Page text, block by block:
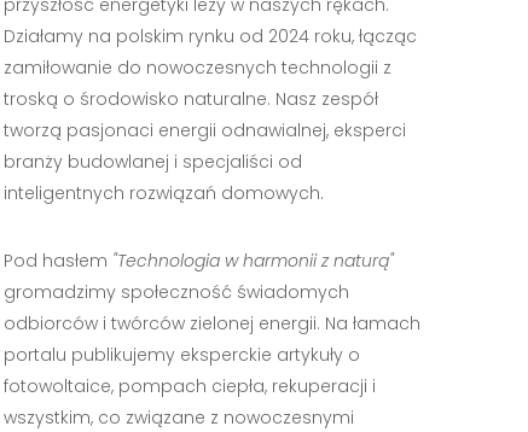
Działamy na polskim rynku od 2024 roku, łącząc
zamiłowanie do nowoczesnych technologii z
troską o środowisko naturalne. Nasz zespół
tworzą pasjonaci energii odnawialnej, eksperci
branży budowlanej i specjaliści od
inteligentnych rozwiązań domowych.
Pod hasłem "Technologia w harmonii z naturą"
gromadzimy społeczność świadomych
odbiorców i twórców zielonej energii. Na łamach
portalu publikujemy eksperckie artykuły o
fotowoltaice, pompach ciepła, rekuperacji i
wszystkim, co związane z nowoczesnymi